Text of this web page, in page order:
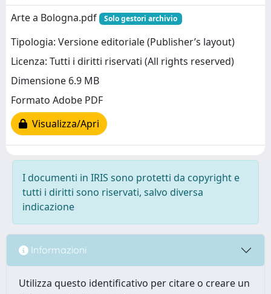
Arte a Bologna.pdf
Solo gestori archivio
Tipologia: Versione editoriale (Publisher’s layout)
Licenza: Tutti i diritti riservati (All rights reserved)
Dimensione 6.9 MB
Formato Adobe PDF
Visualizza/Apri
I documenti in IRIS sono protetti da copyright e
tutti i diritti sono riservati, salvo diversa
indicazione
Informazioni
Utilizza questo identificativo per citare o creare un